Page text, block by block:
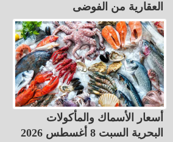
العقارية من الفوضى
أسعار الأسماك والمأكولات
البحرية السبت 8 أغسطس 2026